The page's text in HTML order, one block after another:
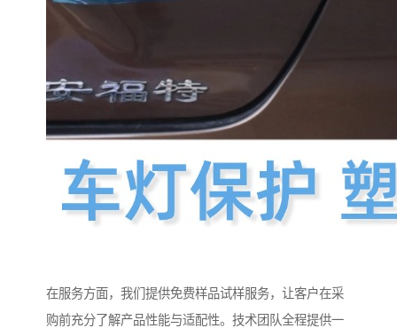
在服务方面，我们提供免费样品试样服务，让客户在采
购前充分了解产品性能与适配性。技术团队全程提供一